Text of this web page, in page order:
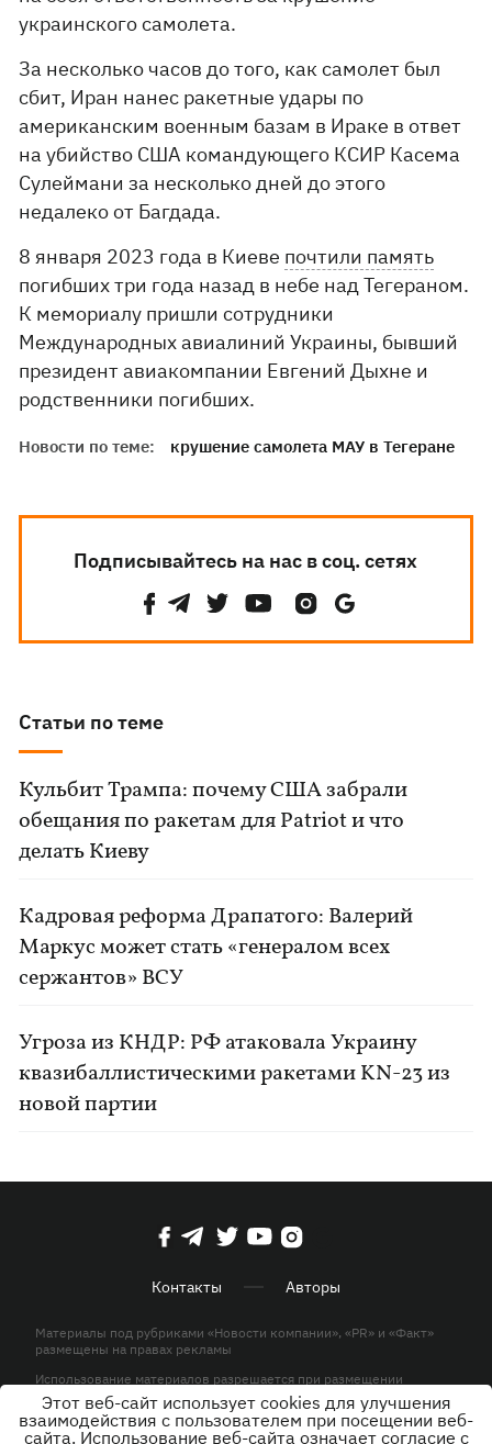
украинского самолета.
За несколько часов до того, как самолет был
сбит, Иран нанес ракетные удары по
американским военным базам в Ираке в ответ
на убийство США командующего КСИР Касема
Сулеймани за несколько дней до этого
недалеко от Багдада.
8 января 2023 года в Киеве почтили память
погибших три года назад в небе над Тегераном.
К мемориалу пришли сотрудники
Международных авиалиний Украины, бывший
президент авиакомпании Евгений Дыхне и
родственники погибших.
Новости по теме: крушение самолета МАУ в Тегеране
Подписывайтесь на нас в соц. сетях
Статьи по теме
Кульбит Трампа: почему США забрали
обещания по ракетам для Patriot и что
делать Киеву
Кадровая реформа Драпатого: Валерий
Маркус может стать «генералом всех
сержантов» ВСУ
Угроза из КНДР: РФ атаковала Украину
квазибаллистическими ракетами KN-23 из
новой партии
Контакты Авторы
Материалы под рубриками «Новости компании», «PR» и «Факт»
размещены на правах рекламы
Использование материалов разрешается при размещении
активной гиперссылки на KP.UA в первом абзаце.
© ООО «ЮЛАВ МЕДИА»,2026. Все права защищены.
Этот веб-сайт использует cookies для улучшения
взаимодействия с пользователем при посещении веб-
сайта. Использование веб-сайта означает согласие с